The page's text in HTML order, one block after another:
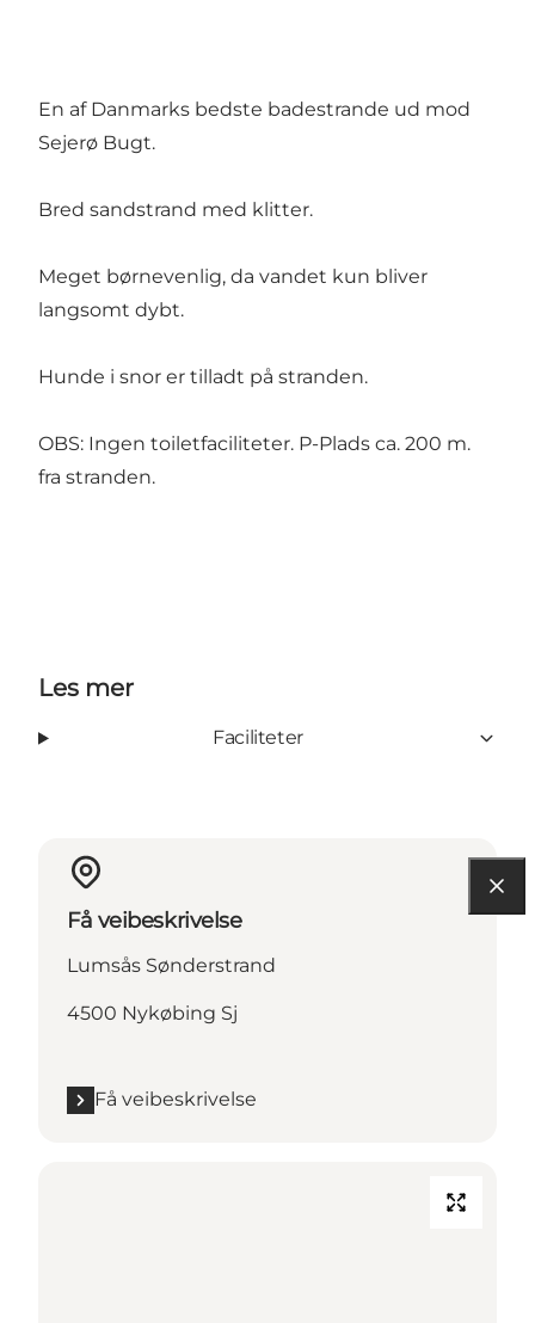
En af Danmarks bedste badestrande ud mod
Sejerø Bugt.
Bred sandstrand med klitter.
Meget børnevenlig, da vandet kun bliver
langsomt dybt.
Hunde i snor er tilladt på stranden.
OBS: Ingen toiletfaciliteter. P-Plads ca. 200 m.
fra stranden.
Les mer
Faciliteter
Få veibeskrivelse
Lumsås Sønderstrand
4500 Nykøbing Sj
Få veibeskrivelse